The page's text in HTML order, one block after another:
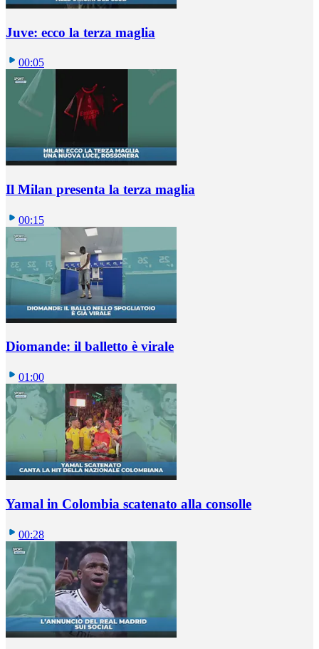
Juve: ecco la terza maglia
00:05
Il Milan presenta la terza maglia
00:15
Diomande: il balletto è virale
01:00
Yamal in Colombia scatenato alla consolle
00:28